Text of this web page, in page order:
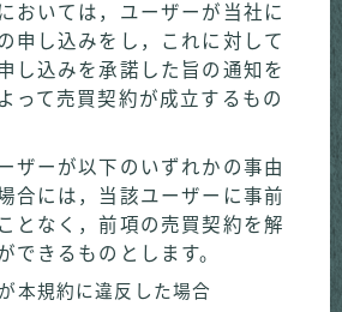
おいては，ユーザーが当社に
申し込みをし，これに対して
し込みを承諾した旨の通知を
って売買契約が成立するもの
ザーが以下のいずれかの事由
合には，当該ユーザーに事前
となく，前項の売買契約を解
できるものとします。
本規約に違反した場合